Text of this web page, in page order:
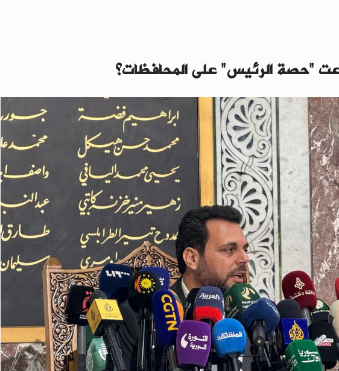
"حصة الرئيس" على المحافظات؟